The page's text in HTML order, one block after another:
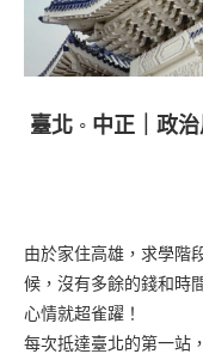
臺北 ◦ 中正｜政
由於家住高雄，求學階
候，沒有多餘的錢和時
心情就超雀躍！
每次抵達臺北的第一站